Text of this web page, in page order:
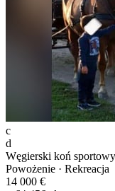
c
d
Węgierski koń
Powożenie · Rekreacja
14 000 €